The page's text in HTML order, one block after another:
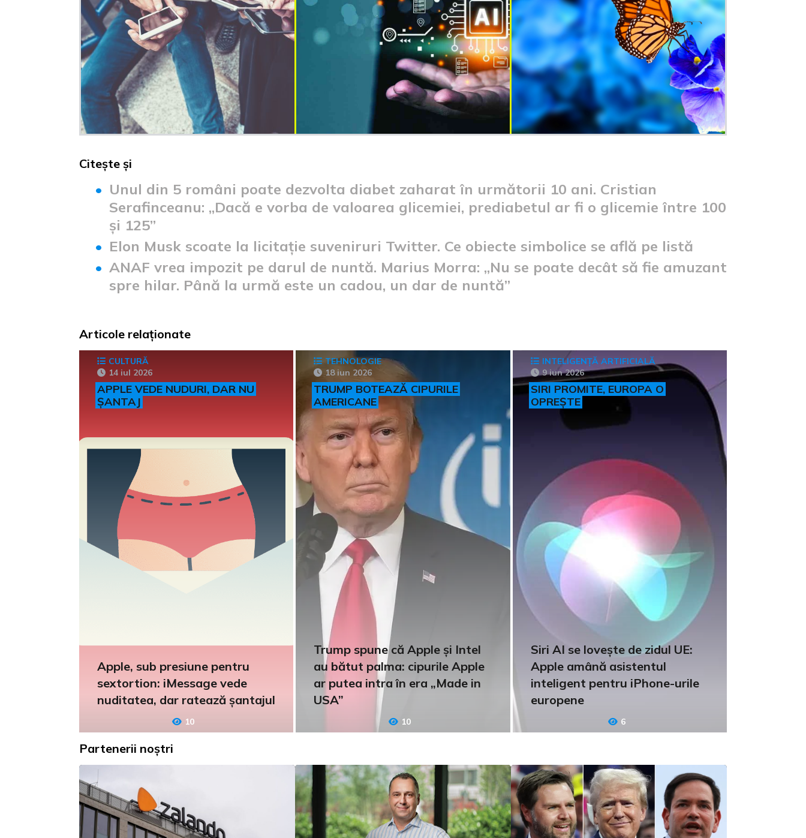
Citește și
Unul din 5 români poate dezvolta diabet zaharat în următorii 10 ani. Cristian
Serafinceanu: „Dacă e vorba de valoarea glicemiei, prediabetul ar fi o glicemie între 100
și 125”
Elon Musk scoate la licitație suveniruri Twitter. Ce obiecte simbolice se află pe listă
ANAF vrea impozit pe darul de nuntă. Marius Morra: „Nu se poate decât să fie amuzant
spre hilar. Până la urmă este un cadou, un dar de nuntă”
Articole relaționate
CULTURĂ
14 iul 2026
APPLE VEDE NUDURI, DAR NU
ȘANTAJ
Apple, sub presiune pentru
sextortion: iMessage vede
nuditatea, dar ratează șantajul
10
TEHNOLOGIE
18 iun 2026
TRUMP BOTEAZĂ CIPURILE
AMERICANE
Trump spune că Apple și Intel
au bătut palma: cipurile Apple
ar putea intra în era „Made in
USA”
10
INTELIGENȚĂ ARTIFICIALĂ
9 iun 2026
SIRI PROMITE, EUROPA O
OPREȘTE
Siri AI se lovește de zidul UE:
Apple amână asistentul
inteligent pentru iPhone-urile
europene
6
Partenerii noștri